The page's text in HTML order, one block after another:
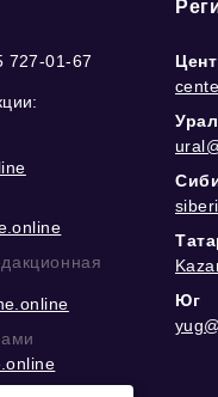
727-01-67
Урал
Юг